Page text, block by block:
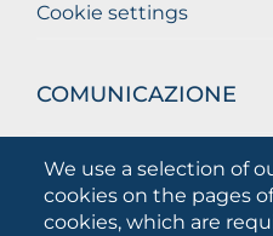
We use a selection of
cookies on the pages
cookies, which are
Cookie settings
COMUNICAZIONE
What they are saying
Press releases
Communication